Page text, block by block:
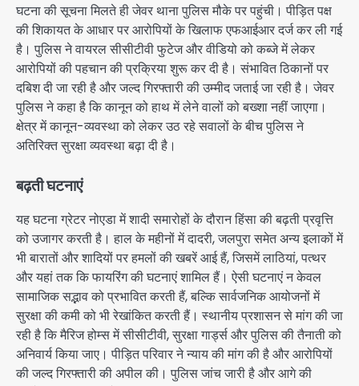
घटना की सूचना मिलते ही जेवर थाना पुलिस मौके पर पहुंची। पीड़ित पक्ष
की शिकायत के आधार पर आरोपियों के खिलाफ एफआईआर दर्ज कर ली गई
है। पुलिस ने वायरल सीसीटीवी फुटेज और वीडियो को कब्जे में लेकर
आरोपियों की पहचान की प्रक्रिया शुरू कर दी है। संभावित ठिकानों पर
दबिश दी जा रही है और जल्द गिरफ्तारी की उम्मीद जताई जा रही है। जेवर
पुलिस ने कहा है कि कानून को हाथ में लेने वालों को बख्शा नहीं जाएगा।
क्षेत्र में कानून-व्यवस्था को लेकर उठ रहे सवालों के बीच पुलिस ने
अतिरिक्त सुरक्षा व्यवस्था बढ़ा दी है।
बढ़ती घटनाएं
यह घटना ग्रेटर नोएडा में शादी समारोहों के दौरान हिंसा की बढ़ती प्रवृत्ति
को उजागर करती है। हाल के महीनों में दादरी, जलपुरा समेत अन्य इलाकों में
भी बारातों और शादियों पर हमलों की खबरें आई हैं, जिसमें लाठियां, पत्थर
और यहां तक कि फायरिंग की घटनाएं शामिल हैं। ऐसी घटनाएं न केवल
सामाजिक सद्भाव को प्रभावित करती हैं, बल्कि सार्वजनिक आयोजनों में
सुरक्षा की कमी को भी रेखांकित करती हैं। स्थानीय प्रशासन से मांग की जा
रही है कि मैरिज होम्स में सीसीटीवी, सुरक्षा गार्ड्स और पुलिस की तैनाती को
अनिवार्य किया जाए। पीड़ित परिवार ने न्याय की मांग की है और आरोपियों
की जल्द गिरफ्तारी की अपील की। पुलिस जांच जारी है और आगे की